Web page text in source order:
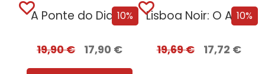
10%
A Ponte do Diabo
19,90€ 17,90 €
10%
Lisboa Noir: O Ano Negro de 1929...
19,69€ 17,72 €